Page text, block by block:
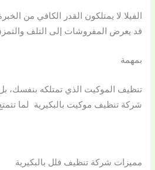
الفيلا لا يمتلكون القدر الكافي من
قد يعرض المفروشات إلى التلف
بمهمة
تنظيف الموكيت الذي تمتلكه بنفسك، بل
شركة تنظيف موكيت بالبكيرية لما
مميزات شركة تنظيف فلل بالبكيرية